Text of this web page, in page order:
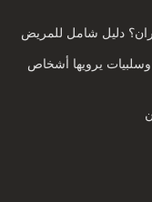
لدى بعض الأشخاص.
دليل شامل للمريض
وسلبيات يرويها أشخاص